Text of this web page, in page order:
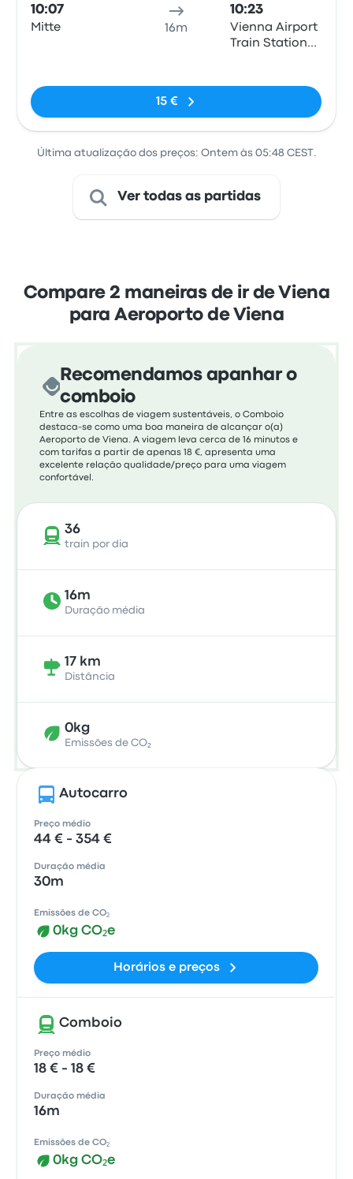
10:07
Mitte 16m
10:23
Vienna Airport
Train Station
15 €
Última atualização dos preços: Ontem às 05:48 CEST.
Ver todas as partidas
Compare 2 maneiras de ir de Viena
para Aeroporto de Viena
Recomendamos apanhar o
comboio
Entre as escolhas de viagem sustentáveis, o Comboio
destaca-se como uma boa maneira de alcançar o(a)
Aeroporto de Viena. A viagem leva cerca de 16 minutos e
com tarifas a partir de apenas 18 €, apresenta uma
excelente relação qualidade/preço para uma viagem
confortável.
36
train por dia
16m
Duração média
17 km
Distância
0kg
Emissões de CO₂
Autocarro
Preço médio
44 € - 354 €
Duração média
30m
Emissões de CO₂
0kg CO₂e
Horários e preços
Comboio
Preço médio
18 € - 18 €
Duração média
16m
Emissões de CO₂
0kg CO₂e